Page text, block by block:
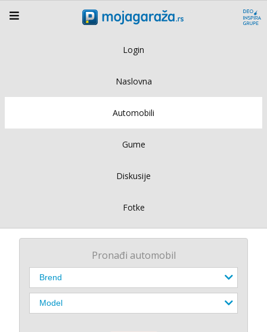
Login
Naslovna
Automobili
Gume
Diskusije
Fotke
Pronađi automobil